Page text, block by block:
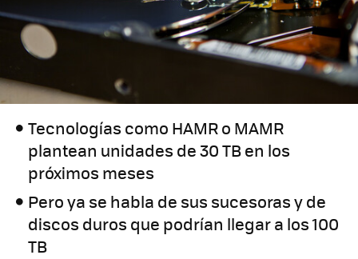
Tecnologías como HAMR o MAMR
plantean unidades de 30 TB en los
próximos meses
Pero ya se habla de sus sucesoras y de
discos duros que podrían llegar a los 100
TB